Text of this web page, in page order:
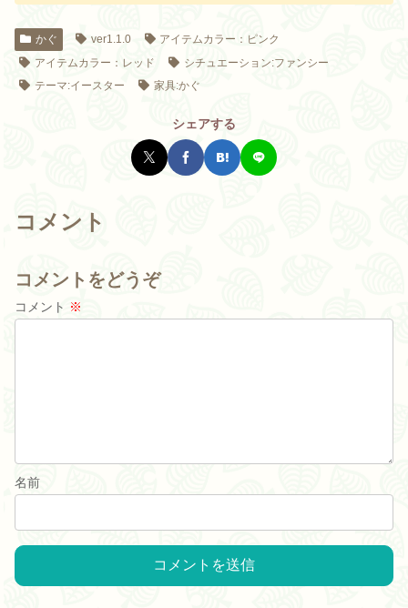
かぐ ver1.1.0
アイテムカラー：ピンク
アイテムカラー：レッド
シチュエーション:ファンシー
テーマ:イースター
家具:かぐ
シェアする
コメント
コメントをどうぞ
コメント ※
名前